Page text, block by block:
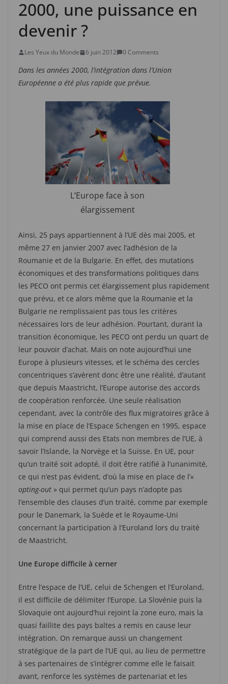
2000, une puissance en
devenir ?
Les Yeux du Monde 6 juin 2012 0 Comments
Dans les années 2000, l’intégration dans l’Union
Européenne a été plus rapide que prévue.
L’Europe face à son
élargissement
Ainsi, 25 pays appartiennent à l’UE dès mai 2005, et
même 27 en janvier 2007 avec l’adhésion de la
Roumanie et de la Bulgarie. En effet, des mutations
économiques et des transformations politiques dans
les PECO ont permis cet élargissement plus rapidement
que prévu, et ce alors même que la Roumanie et la
Bulgarie ne remplissaient pas tous les critères
nécessaires lors de leur adhésion. Pourtant, durant la
transition économique, les PECO ont perdu un quart de
leur pouvoir d’achat. Mais on note aujourd’hui une
Europe à plusieurs vitesses, et le schéma des cercles
concentriques s’avèrent donc être une réalité, d’autant
que depuis Maastricht, l’Europe autorise des accords
de coopération renforcée. Une seule réalisation
cependant, avec la contrôle des flux migratoires grâce à
la mise en place de l’Espace Schengen en 1995, espace
qui comprend aussi des Etats non membres de l’UE, à
savoir l’Islande, la Norvège et la Suisse. En UE, pour
qu’un traité soit adopté, il doit être ratifié à l’unanimité,
ce qui n’est pas évident, d’où la mise en place de l’«
opting-out » qui permet qu’un pays n’adopte pas
l’ensemble des clauses d’un traité, comme par exemple
pour le Danemark, la Suède et le Royaume-Uni
concernant la participation à l’Euroland lors du traité
de Maastricht.
Une Europe difficile à cerner
Entre l’espace de l’UE, celui de Schengen et l’Euroland,
il est difficile de délimiter l’Europe. La Slovénie puis la
Slovaquie ont aujourd’hui rejoint la zone euro, mais la
quasi faillite des pays baltes a remis en cause leur
intégration. On remarque aussi un changement
stratégique de la part de l’UE qui, au lieu de permettre
à ses partenaires de s’intégrer comme elle le faisait
avant, renforce les systèmes de partenariat et les